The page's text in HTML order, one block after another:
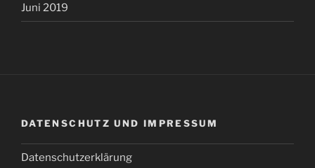
Juni 2019
DATENSCHUTZ UND IMPRESSUM
Datenschutzerklärung